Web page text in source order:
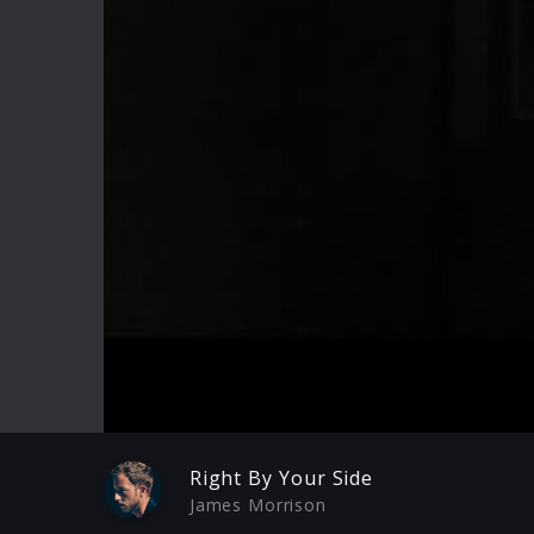
Play
Right By Your Side
James Morrison